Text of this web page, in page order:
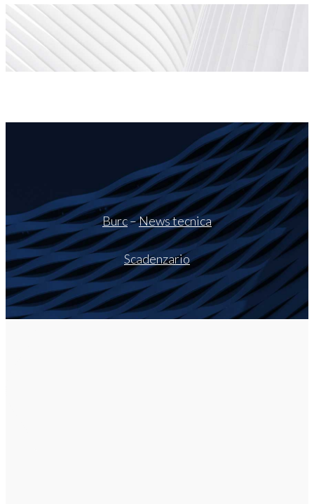
Burc–News tecnica
Scadenzario